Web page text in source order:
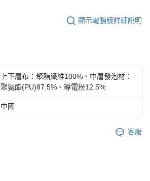
顯示電腦版詳細說明
上下層布：聚酯纖維100%、中層發泡材：
聚氨酯(PU)87.5%、導電粉12.5%
中國
客服